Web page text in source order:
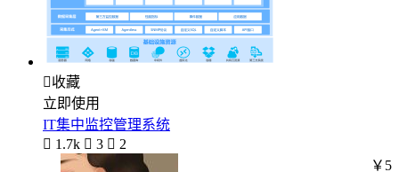
收藏
立即使用
IT集中监控管理系统
 1.7k  3  2
￥5